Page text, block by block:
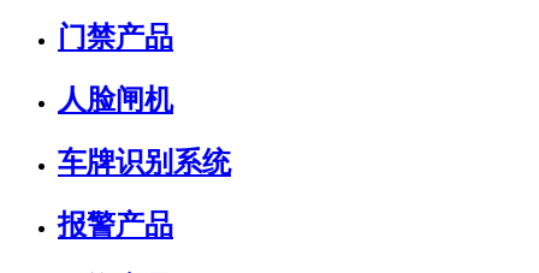
门禁产品
人脸闸机
车牌识别系统
报警产品